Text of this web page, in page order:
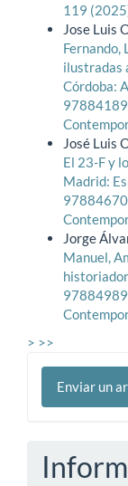
119
Jose Luis
Fernando,
ilustradas
Córdoba:
José Luis
El 23-F y
Madrid:
Jorge
Manuel,
> >>
Enviar
unEnviar un